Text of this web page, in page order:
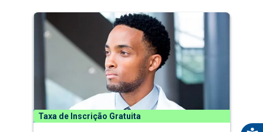
Taxa de Inscrição Gratuita